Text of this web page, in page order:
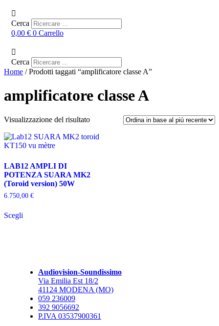
Cerca
0,00 € 0 Carrello
Cerca
Home / Prodotti taggati “amplificatore classe A”
amplificatore classe A
Visualizzazione del risultato
LAB12 AMPLI DI
POTENZA SUARA MK2
(Toroid version) 50W
6.750,00 €
Scegliprodotto
possono
essere
scelte
pagina
prodotto
Audiovision-Soundissimo
Via Emilia Est 18/2
41124 MODENA (MO)
059 236009
392 9056692
P.IVA 03537900361